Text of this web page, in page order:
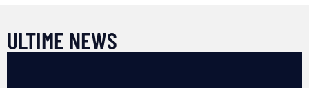
ULTIME NEWS